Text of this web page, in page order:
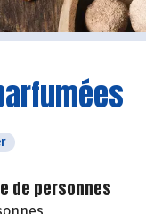
de personnes